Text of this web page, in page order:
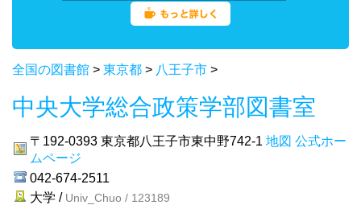
全国の図書館 > 東京都 > 八王子市 >
中央大学総合政策学部図書室
〒192-0393 東京都八王子市東中野742-1 地図 公式ホー
ムページ
042-674-2511
大学 / Univ_Chuo / 123189